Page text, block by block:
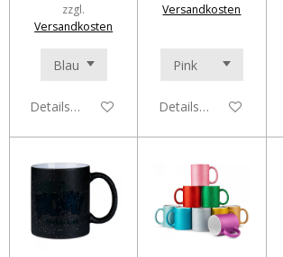
zzgl.
Versandkosten
Details anzeigen
Versandkosten
Details anzeigen